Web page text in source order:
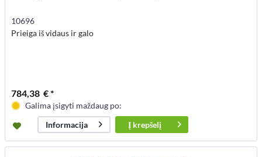
10696
Prieiga iš vidaus ir galo
784,38 € *
Galima įsigyti maždaug po:
Informacija
Į krepšelį